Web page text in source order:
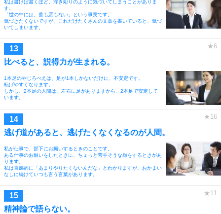
私は書けば書くほど、浮き彫りのように気づいてしまうことがありま
す。
「世の中には、善も悪もない」という事実です。
気づきたくないですが、これだけたくさんの文章を書いていると、気づ
いてしまいます。
比べると、説得力が生まれる。
1本足のやじろべえは、足が1本しかないだけに、不安定です。
転げやすくなります。
しかし、2本足の人間は、左右に足がありますから、2本足で安定して
います。
逃げ道があると、逃げたくなくなるのが人間。
私が仕事で、部下にお願いするときのことです。
ある仕事のお願いをしたときに、ちょっと苦手そうな顔をするときがあ
ります。
私は直感的に「あまりやりたくないんだな」とわかりますが、おかまい
なしに続けていつも言う言葉があります。
精神論で語らない。